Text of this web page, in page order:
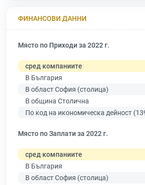
ФИНАНСОВИ ДАННИ
Място по Приходи за 2022 г.
сред компаниите
В България
В област София (столица)
В община Столична
По код на икономическа дейност
Място по Заплати за 2022 г.
сред компаниите
В България
В област София (столица)